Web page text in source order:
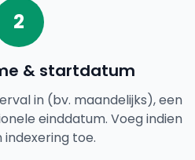
2
& startdatum
in (bv. maandelijks), een
einddatum. Voeg indien
indexering toe.